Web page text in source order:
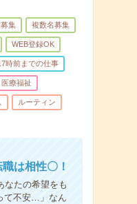
集 複数名募集
WEB登録OK
時前までの仕事
医療福祉
ルーティン
は相性〇！
なたの希望をも
て不安…」なん